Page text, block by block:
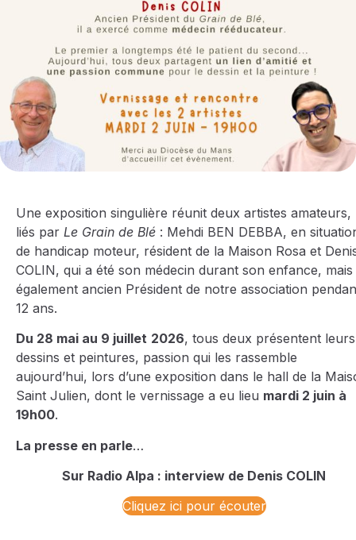
Une exposition singulière réunit deux artistes amateurs,
liés par Le Grain de Blé : Mehdi BEN DEBBA, en
de handicap moteur, résident de la Maison Rosa et
COLIN, qui a été son médecin durant son enfance, mais
également ancien Président de notre association
12 ans.
Du 28 mai au 9 juillet 2026, tous deux présentent leurs
dessins et peintures, passion qui les rassemble
aujourd’hui, lors d’une exposition dans le hall de la
Saint Julien, dont le vernissage a eu lieu mardi 2 juin à
19h00.
La presse en parle…
Sur Radio Alpa : interview de Denis COLIN
Cliquez ici pour écouter